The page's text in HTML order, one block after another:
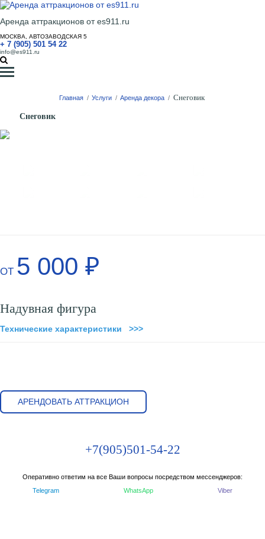
Аренда аттракционов от es911.ru
МОСКВА, АВТОЗАВОДСКАЯ 5
+ 7 (905) 501 54 22
info@es911.ru
Главная / Услуги / Аренда декора / Снеговик
Снеговик
ОТ 5 000 ₽
Надувная фигура
Технические характеристики >>>
АРЕНДОВАТЬ АТТРАКЦИОН
+7(905)501-54-22
Оперативно ответим на все Ваши вопросы посредством мессенджеров:
Telegram
WhatsApp Viber